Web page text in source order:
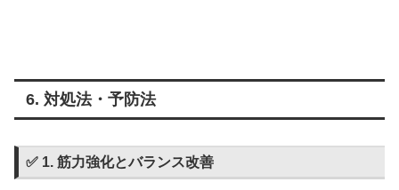
6. 対処法・予防法
✅ 1. 筋力強化とバランス改善